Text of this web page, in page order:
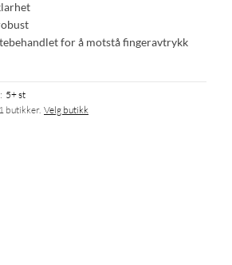
for å motstå fingeravtrykk
: 5+ st
butikker. Velg butikk